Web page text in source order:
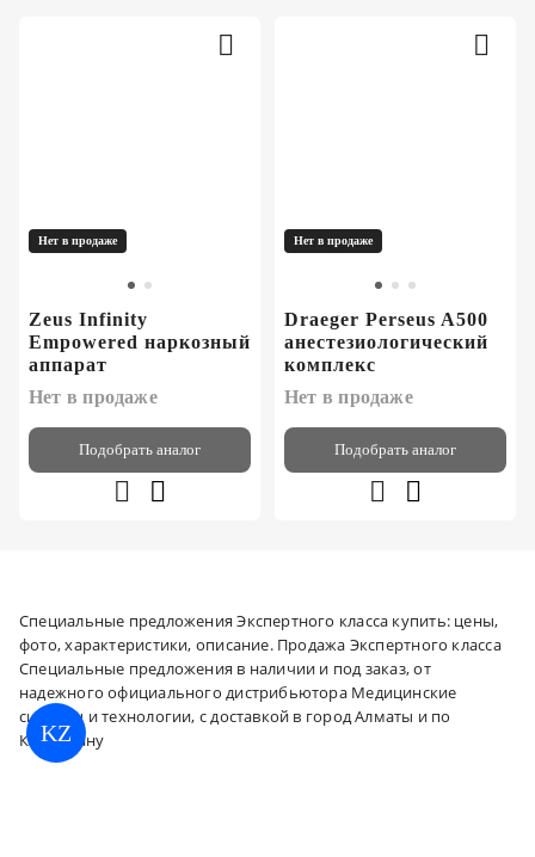
KZ
Нет в продаже
Zeus Infinity
Empowered наркозный
аппарат
Нет в продаже
Подобрать аналог
Нет в продаже
Draeger Perseus A500
анестезиологический
комплекс
Нет в продаже
Подобрать аналог
Специальные предложения Экспертного класса купить: цены,
фото, характеристики, описание. Продажа Экспертного класса
Специальные предложения в наличии и под заказ, от
надежного официального дистрибьютора Медицинские
системы и технологии, с доставкой в город Алматы и по
Казахстану